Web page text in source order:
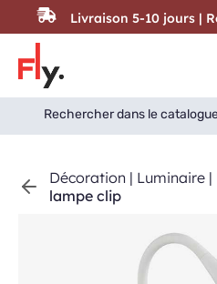
Passer au contenu
Search
for:
Search Button
Décoration | Luminaire |
lampe clip
Livraison 5-10 jours |